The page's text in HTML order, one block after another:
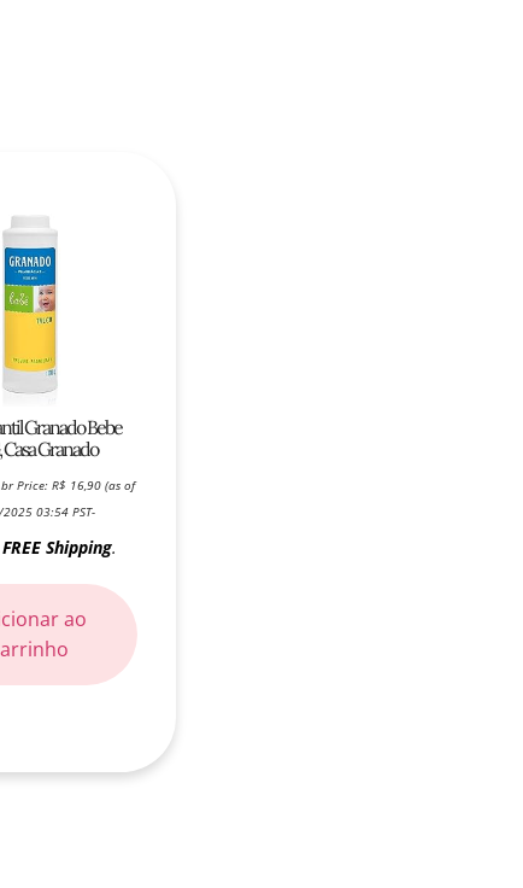
Granado Bebe
Casa Granado
Price: R$ 16,90(as of
03:54 PST-
FREE Shipping.
ao